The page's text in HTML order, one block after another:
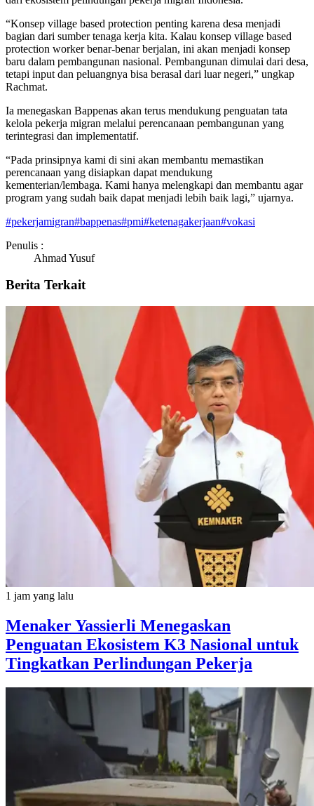
“Konsep village based protection penting karena desa menjadi
bagian dari sumber tenaga kerja kita. Kalau konsep village based
protection worker benar-benar berjalan, ini akan menjadi konsep
baru dalam pembangunan nasional. Pembangunan dimulai dari desa,
tetapi input dan peluangnya bisa berasal dari luar negeri,” ungkap
Rachmat.
Ia menegaskan Bappenas akan terus mendukung penguatan tata
kelola pekerja migran melalui perencanaan pembangunan yang
terintegrasi dan implementatif.
“Pada prinsipnya kami di sini akan membantu memastikan
perencanaan yang disiapkan dapat mendukung
kementerian/lembaga. Kami hanya melengkapi dan membantu agar
program yang sudah baik dapat menjadi lebih baik lagi,” ujarnya.
#pekerjamigran#bappenas#pmi#ketenagakerjaan#vokasi
Penulis :
Ahmad Yusuf
Berita Terkait
1 jam yang lalu
Menaker Yassierli Menegaskan
Penguatan Ekosistem K3 Nasional untuk
Tingkatkan Perlindungan Pekerja